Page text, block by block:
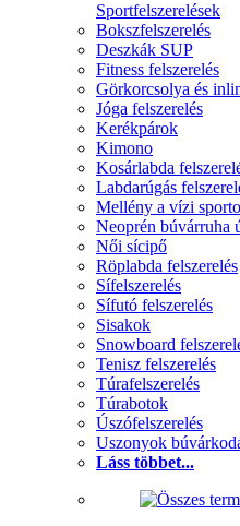
Sportfelszerelések
Bokszfelszerelés
Deszkák SUP
Fitness felszerelés
Görkorcsolya és
Jóga felszerelés
Kerékpárok
Kimono
Kosárlabda
Labdarúgás
Mellény a vízi
Neoprén búvárruha
Női sícipő
Röplabda felszerelés
Sífelszerelés
Sífutó felszerelés
Sisakok
Snowboard
Tenisz felszerelés
Túrafelszerelés
Túrabotok
Úszófelszerelés
Uszonyok
Láss többet...